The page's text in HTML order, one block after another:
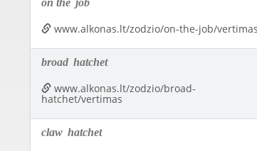
on the job
www.alkonas.lt/zodzio/on-the-job/vertimas
broad hatchet
www.alkonas.lt/zodzio/broad-
hatchet/vertimas
claw hatchet